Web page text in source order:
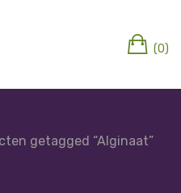
(0)
getagged “Alginaat”